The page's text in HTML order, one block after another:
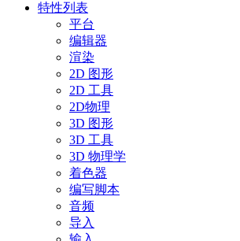
特性列表
平台
编辑器
渲染
2D 图形
2D 工具
2D物理
3D 图形
3D 工具
3D 物理学
着色器
编写脚本
音频
导入